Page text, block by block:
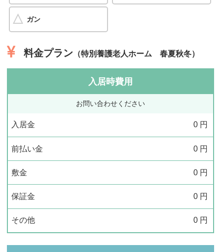
ガン
料金プラン （特別養護老人ホーム 春夏秋冬）
入居時費用
お問い合わせください
入居金 0 円
前払い金 0 円
敷金 0 円
保証金 0 円
その他 0 円